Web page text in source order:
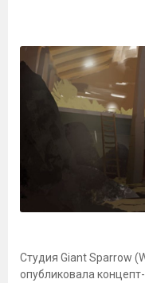
Студия Giant Sparrow
опубликовала